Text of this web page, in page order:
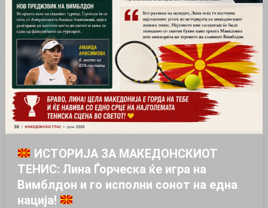
ИСТОРИЈА ЗА МАКЕДОНСКИОТ
ТЕНИС: Лина Ѓорческа ќе игра на
Вимблдон и го исполни сонот на една
нација!